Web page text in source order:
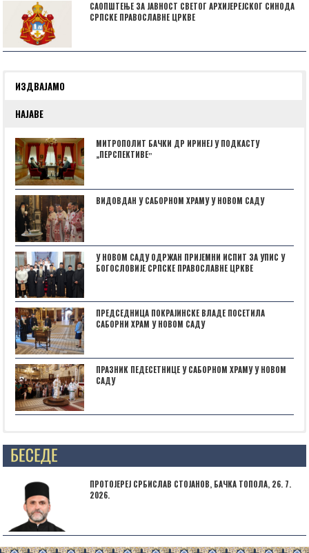
САОПШТЕЊЕ ЗА ЈАВНОСТ СВЕТОГ АРХИЈЕРЕЈСКОГ СИНОДА
СРПСКЕ ПРАВОСЛАВНЕ ЦРКВЕ
ИЗДВАЈАМО
НАЈАВЕ
МИТРОПОЛИТ БАЧКИ ДР ИРИНЕЈ У ПОДКАСТУ
„ПЕРСПЕКТИВЕˮ
ВИДОВДАН У САБОРНОМ ХРАМУ У НОВОМ САДУ
У НОВОМ САДУ ОДРЖАН ПРИЈЕМНИ ИСПИТ ЗА УПИС У
БОГОСЛОВИЈЕ СРПСКЕ ПРАВОСЛАВНЕ ЦРКВЕ
ПРЕДСЕДНИЦА ПОКРАЈИНСКЕ ВЛАДЕ ПОСЕТИЛА
САБОРНИ ХРАМ У НОВОМ САДУ
ПРАЗНИК ПЕДЕСЕТНИЦЕ У САБОРНОМ ХРАМУ У НОВОМ
САДУ
Posts not found
ПРОТОЈЕРЕЈ СРБИСЛАВ СТОЈАНОВ, БАЧКА ТОПОЛА, 26. 7.
2026.